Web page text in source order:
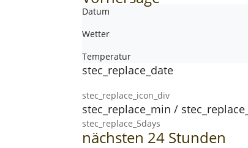
Datum
Wetter
Temperatur
stec_replace_date
stec_replace_icon_div
stec_replace_min /
stec_replace_5days
nächsten 24 Stunden